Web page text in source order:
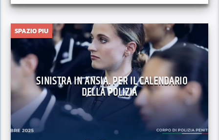
SPAZIO PIU
SINISTRA IN ANSIA. PER IL CALENDARIO
DELLA POLIZIA